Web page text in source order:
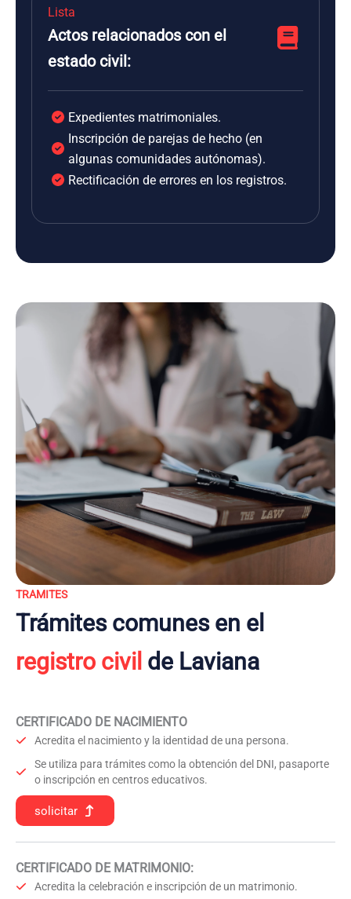
Lista
Actos relacionados con el
estado civil:
Expedientes matrimoniales.
Inscripción de parejas de hecho (en
algunas comunidades autónomas).
Rectificación de errores en los registros.
TRAMITES
Trámites comunes en el
registro civil de Laviana
CERTIFICADO DE NACIMIENTO
Acredita el nacimiento y la identidad de una persona.
Se utiliza para trámites como la obtención del DNI, pasaporte
o inscripción en centros educativos.
solicitar
CERTIFICADO DE MATRIMONIO:
Acredita la celebración e inscripción de un matrimonio.